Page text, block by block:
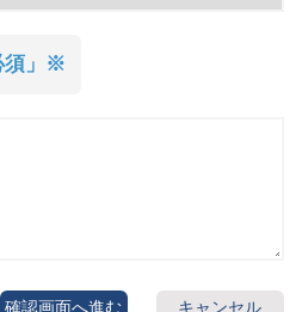
須」※
キャンセル
確認画面へ進む